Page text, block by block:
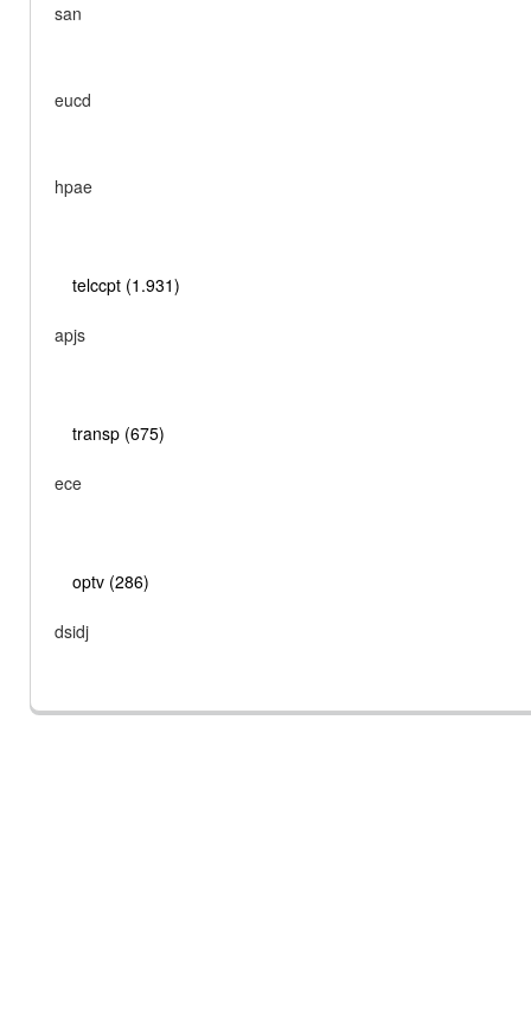
san
eucd
hpae
telccpt (1.931)
apjs
transp (675)
ece
optv (286)
dsidj